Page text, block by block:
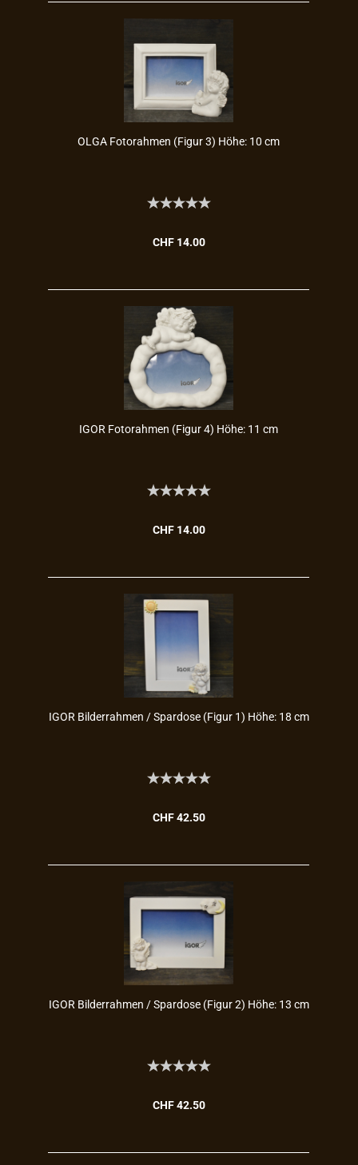
OLGA Fo­to­rah­men (Figur 3) Höhe: 10 cm
CHF 14.00
IGOR Fo­to­rah­men (Figur 4) Höhe: 11 cm
CHF 14.00
IGOR Bil­der­rah­men / Spar­do­se (Figur 1) Höhe: 18 cm
CHF 42.50
IGOR Bil­der­rah­men / Spar­do­se (Figur 2) Höhe: 13 cm
CHF 42.50